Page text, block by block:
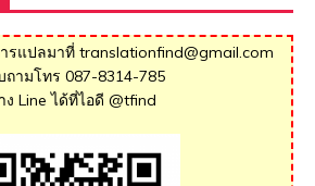
รแปลมาที่ translationfind@gmail.com
ถามโทร 087-8314-785
ง Line ได้ที่ไอดี @tfind